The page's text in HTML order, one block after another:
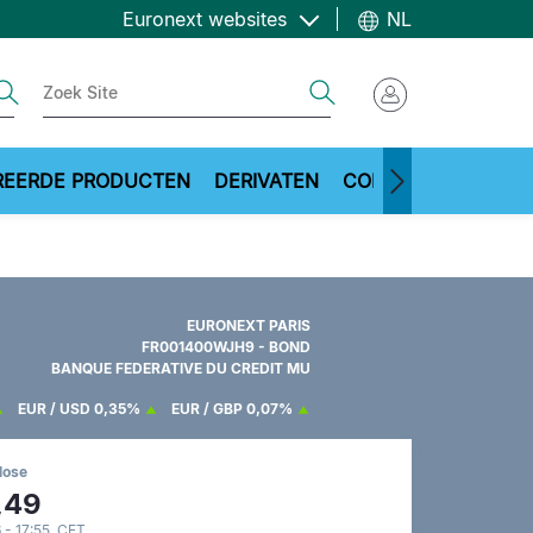
Euronext websites NL
PRODUCTEN DERIVATEN COMMODITIES
EURONEXT PARIS
FR001400WJH9 - BOND
BANQUE FEDERATIVE DU CREDIT MU
EUR / USD 0,35% EUR / GBP 0,07%